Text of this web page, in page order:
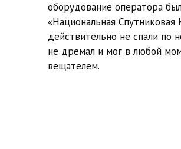
оборудование оператора
«Национальная
действительно не спали по
не дремал и мог в любой
вещателем.